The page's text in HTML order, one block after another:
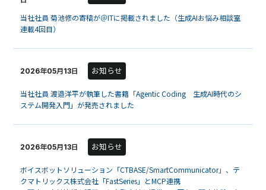
当社社員 菊池修の寄稿が＠ITに掲載されました（生成AIお悩み相談室
連載4回目）
2026年05月13日 お知らせ
当社社員 渡邉洋平が執筆した書籍「Agentic Coding 生成AI時代のシ
ステム開発入門」が発売されました
2026年05月13日 お知らせ
ボイスボットソリューション「CTBASE/SmartCommunicator」、テ
クマトリックス株式会社「FastSeries」とMCP連携